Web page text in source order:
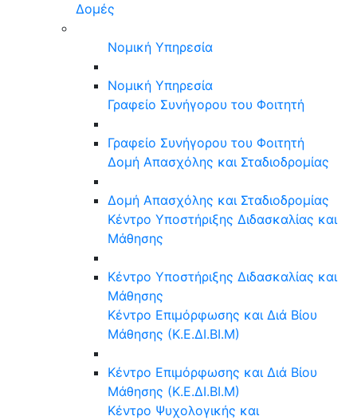
Δομές
Νομική Υπηρεσία
Νομική Υπηρεσία
Γραφείο Συνήγορου του Φοιτητή
Γραφείο Συνήγορου του Φοιτητή
Δομή Απασχόλης και Σταδιοδρομίας
Δομή Απασχόλης και Σταδιοδρομίας
Κέντρο Υποστήριξης Διδασκαλίας και
Μάθησης
Κέντρο Υποστήριξης Διδασκαλίας και
Μάθησης
Κέντρο Επιμόρφωσης και Διά Βίου
Μάθησης (Κ.Ε.ΔΙ.ΒΙ.Μ)
Κέντρο Επιμόρφωσης και Διά Βίου
Μάθησης (Κ.Ε.ΔΙ.ΒΙ.Μ)
Κέντρο Ψυχολογικής και